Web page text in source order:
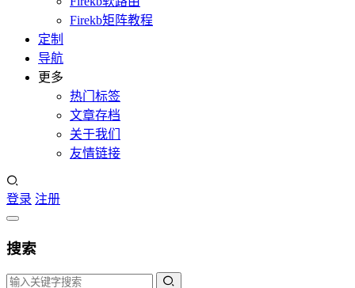
Firekb矩阵教程
定制
导航
更多
热门标签
文章存档
关于我们
友情链接
登录 注册
搜索